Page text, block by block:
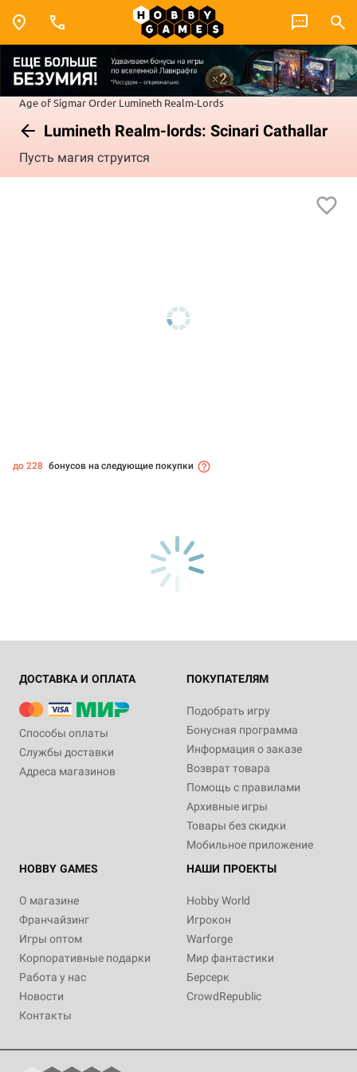
Age of SigmarOrder Lumineth Realm-Lords
Lumineth Realm-lords: Scinari Cathallar
Пусть магия струится
до 228 бонусов на следующие покупки
ДОСТАВКА И ОПЛАТА
Способы оплаты
Службы доставки
Адреса магазинов
ПОКУПАТЕЛЯМ
Подобрать игру
Бонусная программа
Информация о заказе
Возврат товара
Помощь с правилами
Архивные игры
Товары без скидки
Мобильное приложение
HOBBY GAMES
О магазине
Франчайзинг
Игры оптом
Корпоративные подарки
Работа у нас
Новости
Контакты
НАШИ ПРОЕКТЫ
Hobby World
Игрокон
Warforge
Мир фантастики
Берсерк
CrowdRepublic